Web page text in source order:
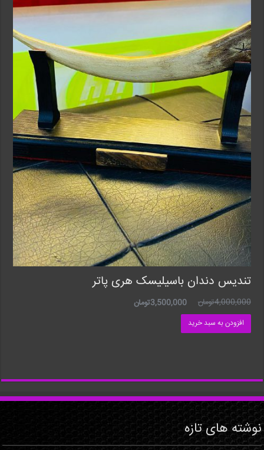
تندیس دندان باسیلیسک هری پاتر
4,000,000تومان 3,500,000تومان
افزودن به سبد خرید
نوشته های تازه